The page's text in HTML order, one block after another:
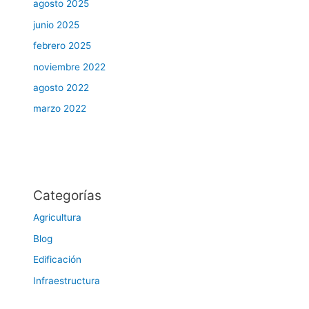
agosto 2025
junio 2025
febrero 2025
noviembre 2022
agosto 2022
marzo 2022
Categorías
Agricultura
Blog
Edificación
Infraestructura